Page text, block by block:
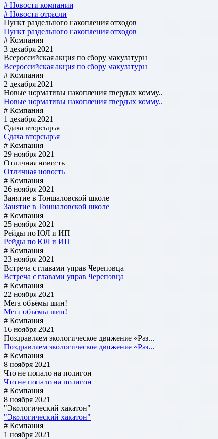
# Новости компании
# Новости отрасли
Пункт раздельного накопления отходов
Пункт раздельного накопления отходов
# Компания
3 декабря 2021
Всероссийская акция по сбору макулатуры
Всероссийская акция по сбору макулатуры
# Компания
2 декабря 2021
Новые нормативы накопления твердых комму...
Новые нормативы накопления твердых комму...
# Компания
1 декабря 2021
Сдача вторсырья
Сдача вторсырья
# Компания
29 ноября 2021
Отличная новость
Отличная новость
# Компания
26 ноября 2021
Занятие в Тоншаловской школе
Занятие в Тоншаловской школе
# Компания
25 ноября 2021
Рейды по ЮЛ и ИП
Рейды по ЮЛ и ИП
# Компания
23 ноября 2021
Встреча с главами управ Череповца
Встреча с главами управ Череповца
# Компания
22 ноября 2021
Мега объёмы шин!
Мега объёмы шин!
# Компания
16 ноября 2021
Поздравляем экологическое движение «Раз...
Поздравляем экологическое движение «Раз...
# Компания
8 ноября 2021
Что не попало на полигон
Что не попало на полигон
# Компания
8 ноября 2021
"Экологический хакатон"
"Экологический хакатон"
# Компания
1 ноября 2021